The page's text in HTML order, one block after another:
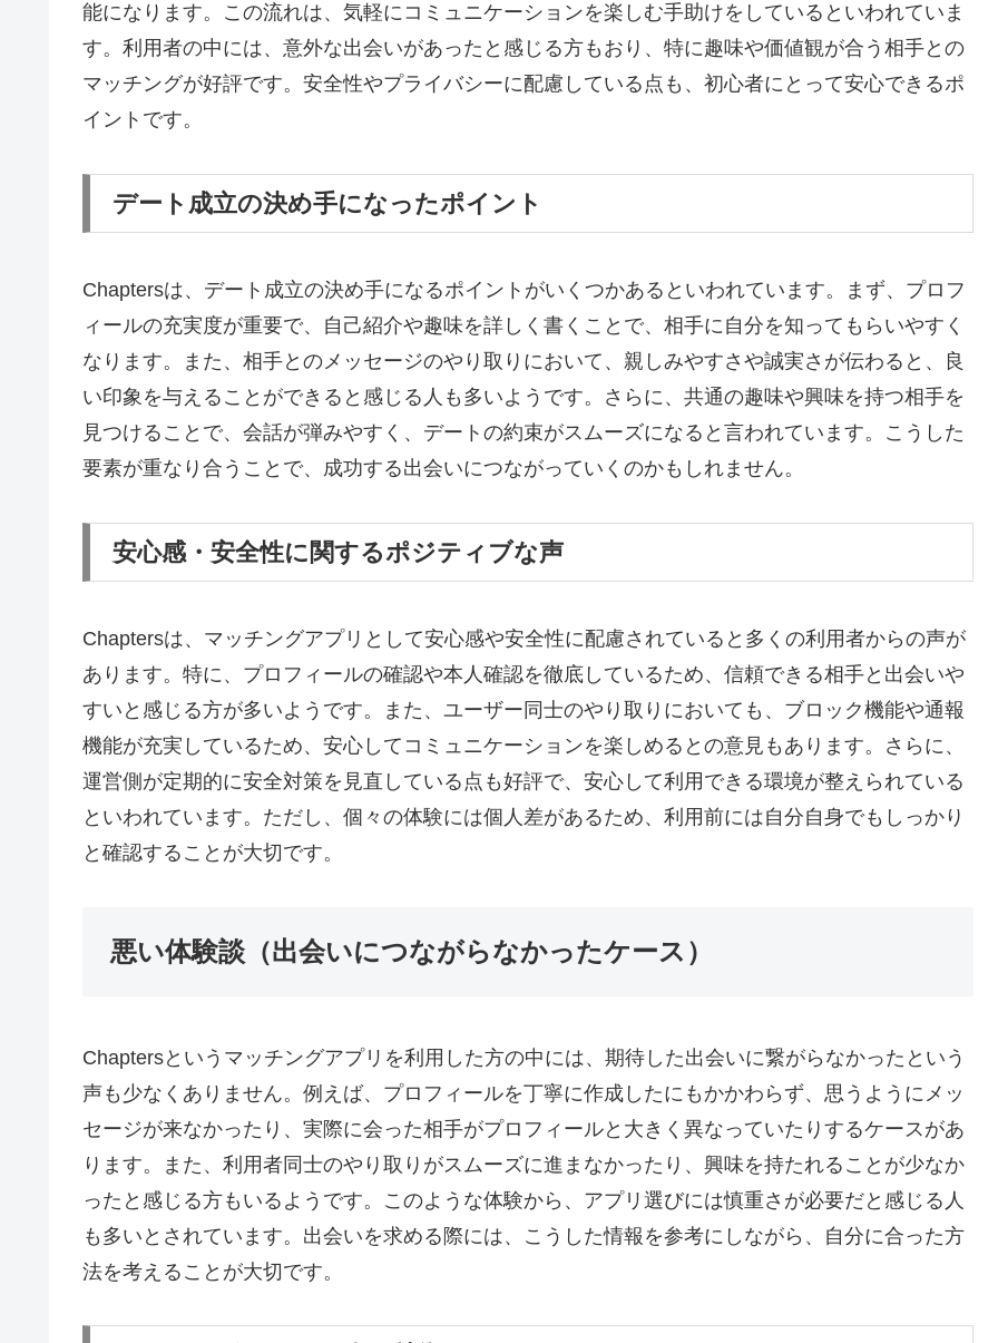
能になります。この流れは、気軽にコミュニケーションを楽しむ手助けをしているといわれていま
す。利用者の中には、意外な出会いがあったと感じる方もおり、特に趣味や価値観が合う相手との
マッチングが好評です。安全性やプライバシーに配慮している点も、初心者にとって安心できるポ
イントです。
デート成立の決め手になったポイント
Chaptersは、デート成立の決め手になるポイントがいくつかあるといわれています。まず、プロフ
ィールの充実度が重要で、自己紹介や趣味を詳しく書くことで、相手に自分を知ってもらいやすく
なります。また、相手とのメッセージのやり取りにおいて、親しみやすさや誠実さが伝わると、良
い印象を与えることができると感じる人も多いようです。さらに、共通の趣味や興味を持つ相手を
見つけることで、会話が弾みやすく、デートの約束がスムーズになると言われています。こうした
要素が重なり合うことで、成功する出会いにつながっていくのかもしれません。
安心感・安全性に関するポジティブな声
Chaptersは、マッチングアプリとして安心感や安全性に配慮されていると多くの利用者からの声が
あります。特に、プロフィールの確認や本人確認を徹底しているため、信頼できる相手と出会いや
すいと感じる方が多いようです。また、ユーザー同士のやり取りにおいても、ブロック機能や通報
機能が充実しているため、安心してコミュニケーションを楽しめるとの意見もあります。さらに、
運営側が定期的に安全対策を見直している点も好評で、安心して利用できる環境が整えられている
といわれています。ただし、個々の体験には個人差があるため、利用前には自分自身でもしっかり
と確認することが大切です。
悪い体験談（出会いにつながらなかったケース）
Chaptersというマッチングアプリを利用した方の中には、期待した出会いに繋がらなかったという
声も少なくありません。例えば、プロフィールを丁寧に作成したにもかかわらず、思うようにメッ
セージが来なかったり、実際に会った相手がプロフィールと大きく異なっていたりするケースがあ
ります。また、利用者同士のやり取りがスムーズに進まなかったり、興味を持たれることが少なか
ったと感じる方もいるようです。このような体験から、アプリ選びには慎重さが必要だと感じる人
も多いとされています。出会いを求める際には、こうした情報を参考にしながら、自分に合った方
法を考えることが大切です。